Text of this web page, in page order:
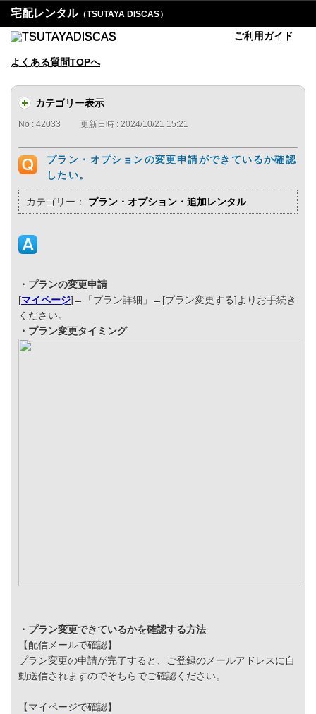
宅配レンタル（TSUTAYA DISCAS）
ご利用ガイド
よくある質問TOPへ
カテゴリー表示
No : 42033 更新日時 : 2024/10/21 15:21
プラン・オプションの変更申請ができているか確認
したい。
カテゴリー： プラン・オプション・追加レンタル
・プランの変更申請
[マイページ]→「プラン詳細」→[プラン変更する]よりお手続き
ください。
・プラン変更タイミング
・プラン変更できているかを確認する方法
【配信メールで確認】
プラン変更の申請が完了すると、ご登録のメールアドレスに自
動送信されますのでそちらでご確認ください。
【マイページで確認】